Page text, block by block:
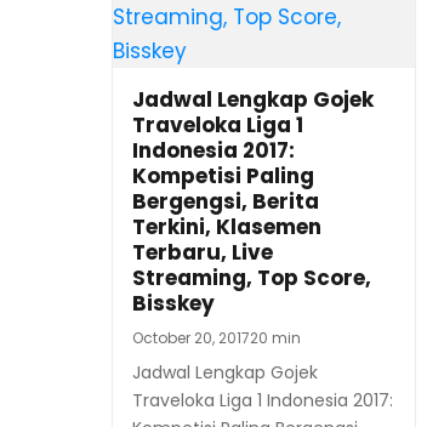
Jadwal Lengkap Gojek
Traveloka Liga 1
Indonesia 2017:
Kompetisi Paling
Bergengsi, Berita
Terkini, Klasemen
Terbaru, Live
Streaming, Top Score,
Bisskey
October 20, 201720 min
Jadwal Lengkap Gojek
Traveloka Liga 1 Indonesia 2017: